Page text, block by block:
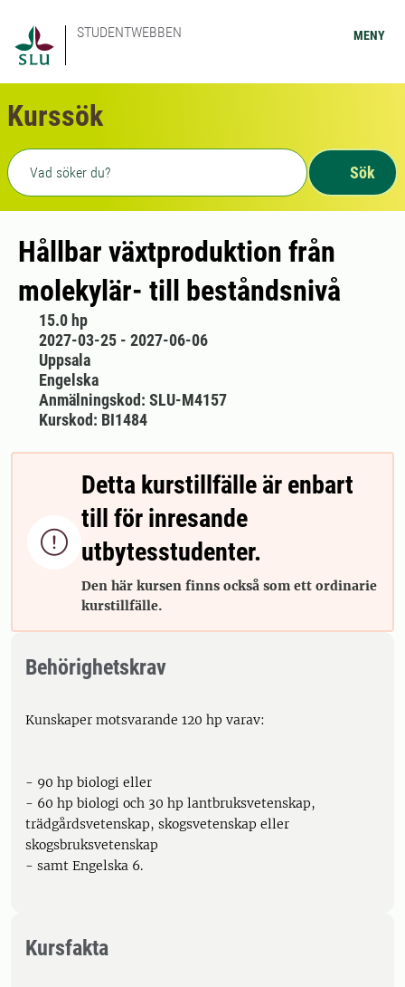
STUDENTWEBBEN MENY
Kurssök
Fritext sökning
Sök
Hållbar växtproduktion från
molekylär- till beståndsnivå
15.0 hp
2027-03-25 - 2027-06-06
Uppsala
Engelska
Anmälningskod: SLU-M4157
Kurskod: BI1484

Detta kurstillfälle är enbart
till för inresande
utbytesstudenter.
Den här kursen finns också som ett ordinarie
kurstillfälle.
Behörighetskrav
Kunskaper motsvarande 120 hp varav:
- 90 hp biologi eller
- 60 hp biologi och 30 hp lantbruksvetenskap,
trädgårdsvetenskap, skogsvetenskap eller
skogsbruksvetenskap
- samt Engelska 6.
Kursfakta